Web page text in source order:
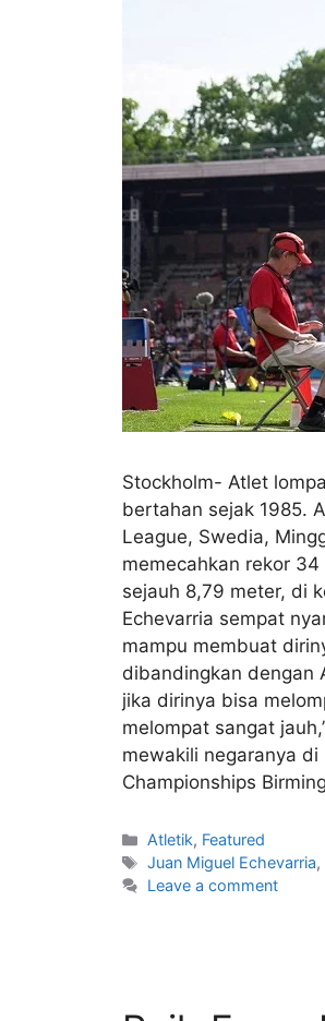
Stockholm- Atlet
bertahan sejak 1985.
League, Swedia,
memecahkan rekor
sejauh 8,79 meter, di
Echevarria sempat
mampu membuat
dibandingkan dengan
jika dirinya bisa
melompat sangat
mewakili negaranya
Championships
Atletik, Featured
Juan Miguel Echevarria,
Leave a comment